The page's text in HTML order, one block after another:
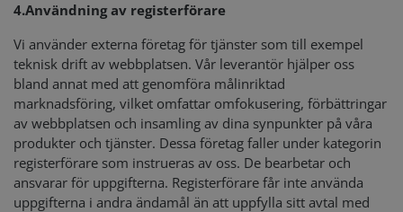
4.Användning av registerförare
Vi använder externa företag för tjänster som till exempel
teknisk drift av webbplatsen. Vår leverantör hjälper oss
bland annat med att genomföra målinriktad
marknadsföring, vilket omfattar omfokusering, förbättringar
av webbplatsen och insamling av dina synpunkter på våra
produkter och tjänster. Dessa företag faller under kategorin
registerförare som instrueras av oss. De bearbetar och
ansvarar för uppgifterna. Registerförare får inte använda
uppgifterna i andra ändamål än att uppfylla sitt avtal med